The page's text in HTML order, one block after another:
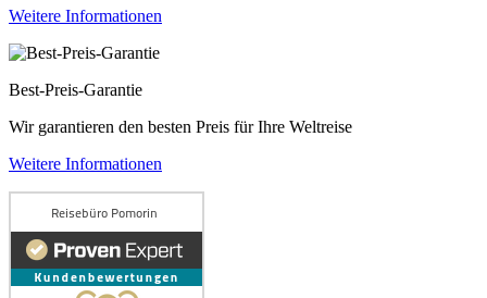
Weitere Informationen
Best-Preis-Garantie
Wir garantieren den besten Preis für Ihre Weltreise
Weitere Informationen